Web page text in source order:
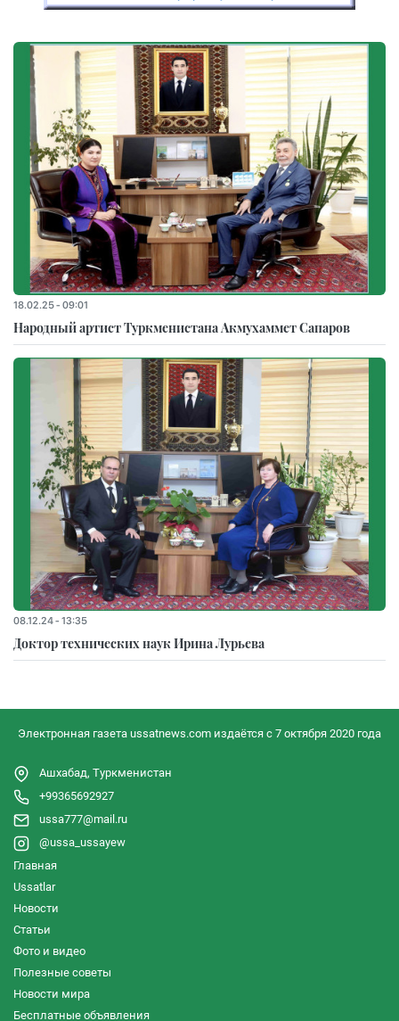
18.02.25 - 09:01
Народный артист Туркменистана Акмухаммет Сапаров
08.12.24 - 13:35
Доктор технических наук Ирина Лурьева
Электронная газета ussatnews.com издаётся с 7 октября 2020 года
Ашхабад, Туркменистан
+99365692927
ussa777@mail.ru
@ussa_ussayew
Главная
Ussatlar
Новости
Статьи
Фото и видео
Полезные советы
Новости мира
Бесплатные объявления